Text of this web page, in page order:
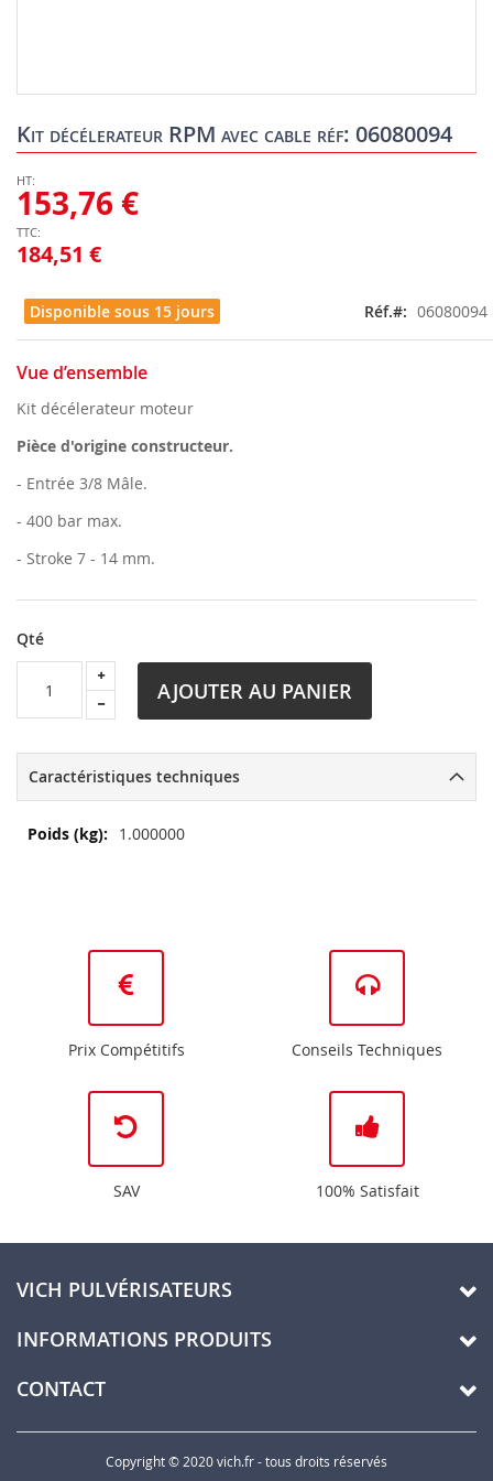
Kit décélerateur RPM avec cable réf: 06080094
184,51 €
153,76 €
Disponible sous 15 jours Réf. 06080094
Vue d’ensemble
Kit décélerateur moteur
Pièce d'origine constructeur.
- Entrée 3/8 Mâle.
- 400 bar max.
- Stroke 7 - 14 mm.
Qté
AJOUTER AU PANIER
to
the
of
the
images
gallery
Caractéristiques techniques
Plus
1.000000
Prix Compétitifs Conseils Techniques
SAV 100% Satisfait
VICH PULVÉRISATEURS
INFORMATIONS PRODUITS
CONTACT
Copyright © 2020 vich.fr - tous droits réservés